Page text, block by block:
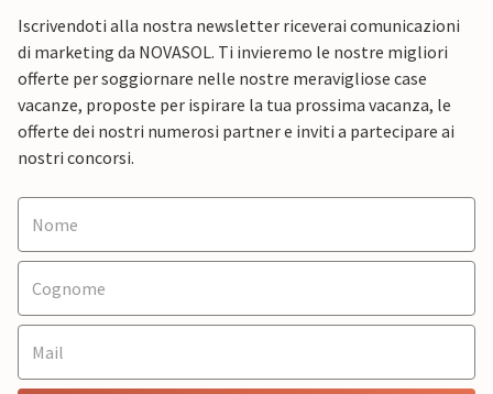
Iscrivendoti alla nostra newsletter riceverai comunicazioni
di marketing da NOVASOL. Ti invieremo le nostre migliori
offerte per soggiornare nelle nostre meravigliose case
vacanze, proposte per ispirare la tua prossima vacanza, le
offerte dei nostri numerosi partner e inviti a partecipare ai
nostri concorsi.